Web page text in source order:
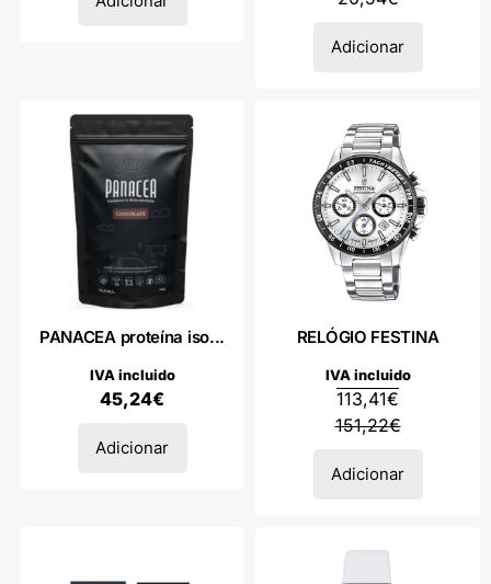
Adicionar
PANACEA proteína iso...
45,24€
IVA incluido
Adicionar
RELÓGIO FESTINA
151,22€
113,41€
IVA incluido
Adicionar